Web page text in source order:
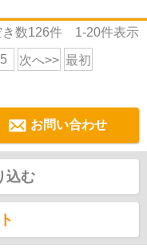
数126件 1-20件表示
5 次へ>> 最初
お問い合わせ
込む